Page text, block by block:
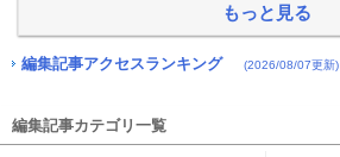
もっと見る
編集記事アクセスランキング (2026/08/07更新)
編集記事カテゴリ一覧